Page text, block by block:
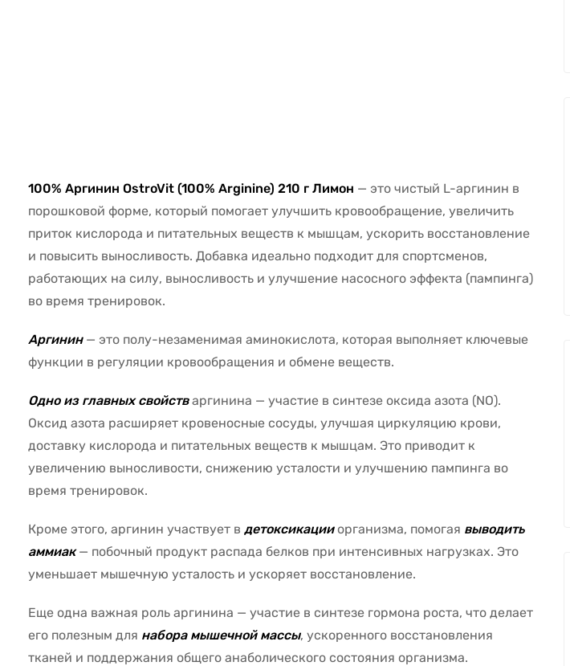
100% Аргинин OstroVit (100% Arginine) 210 г Лимон — это чистый L-аргинин в
порошковой форме, который помогает улучшить кровообращение, увеличить
приток кислорода и питательных веществ к мышцам, ускорить восстановление
и повысить выносливость. Добавка идеально подходит для спортсменов,
работающих на силу, выносливость и улучшение насосного эффекта (пампинга)
во время тренировок.
Аргинин— это полу-незаменимая аминокислота, которая выполняет ключевые
функции в регуляции кровообращения и обмене веществ.
Одно из главных свойстваргинина — участие в синтезе оксида азота (NO).
Оксид азота расширяет кровеносные сосуды, улучшая циркуляцию крови,
доставку кислорода и питательных веществ к мышцам. Это приводит к
увеличению выносливости, снижению усталости и улучшению пампинга во
время тренировок.
Кроме этого, аргинин участвует в детоксикацииорганизма, помогая выводить
аммиак— побочный продукт распада белков при интенсивных нагрузках. Это
уменьшает мышечную усталость и ускоряет восстановление.
Еще одна важная роль аргинина — участие в синтезе гормона роста, что делает
его полезным для набора мышечной массы, ускоренного восстановления
тканей и поддержания общего анаболического состояния организма.